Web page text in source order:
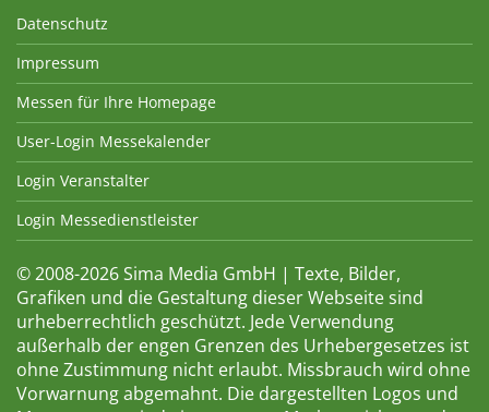
Datenschutz
Impressum
Messen für Ihre Homepage
User-Login Messekalender
Login Veranstalter
Login Messedienstleister
© 2008-2026 Sima Media GmbH | Texte, Bilder,
Grafiken und die Gestaltung dieser Webseite sind
urheberrechtlich geschützt. Jede Verwendung
außerhalb der engen Grenzen des Urhebergesetzes ist
ohne Zustimmung nicht erlaubt. Missbrauch wird ohne
Vorwarnung abgemahnt. Die dargestellten Logos und